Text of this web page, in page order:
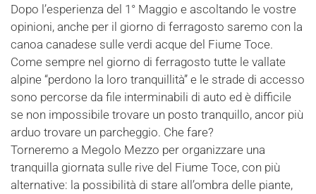
Dopo l’esperienza del 1° Maggio e ascoltando le vostre
opinioni, anche per il giorno di ferragosto saremo con la
canoa canadese sulle verdi acque del Fiume Toce.
Come sempre nel giorno di ferragosto tutte le vallate
alpine “perdono la loro tranquillità” e le strade di accesso
sono percorse da file interminabili di auto ed è difficile
se non impossibile trovare un posto tranquillo, ancor più
arduo trovare un parcheggio. Che fare?
Torneremo a Megolo Mezzo per organizzare una
tranquilla giornata sulle rive del Fiume Toce, con più
alternative: la possibilità di stare all’ombra delle piante,